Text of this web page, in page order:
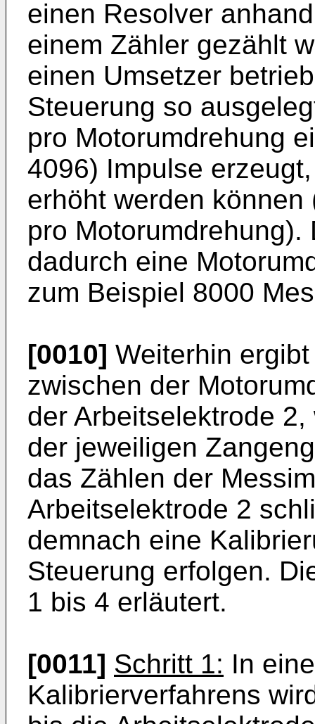
einen Resolver
einem Zähler gezählt
einen Umsetzer
Steuerung so
pro Motorumdrehung
4096) Impulse
erhöht werden
pro
dadurch eine
zum Beispiel 8000
[0010] Weiterhin
zwischen der
der Arbeitselektrode
der jeweiligen
das Zählen der
Arbeitselektrode 2
demnach eine
Steuerung erfolgen.
1 bis 4 erläutert.
[0011] Schritt 1: In
Kalibrierverfahrens